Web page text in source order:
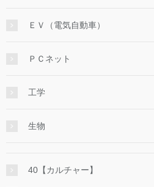
ＥＶ（電気自動車）
ＰＣネット
工学
生物
40【カルチャー】